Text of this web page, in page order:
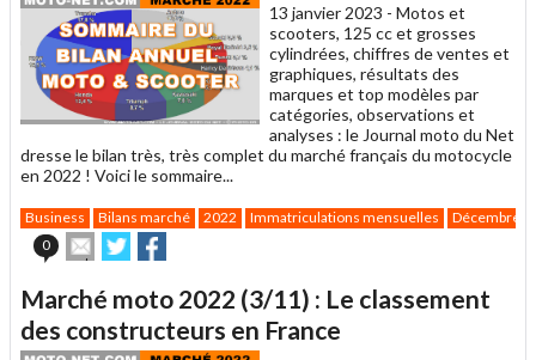
13 janvier 2023 - Motos et
scooters, 125 cc et grosses
cylindrées, chiffres de ventes et
graphiques, résultats des
marques et top modèles par
catégories, observations et
analyses : le Journal moto du Net
dresse le bilan très, très complet du marché français du motocycle
en 2022 ! Voici le sommaire...
Business Bilans marché 2022 Immatriculations mensuelles
Décembre
0
Envoyer
cet
à
un
ami
Partager
sur sur
Marché moto 2022 (3/11) : Le classement
des constructeurs en France